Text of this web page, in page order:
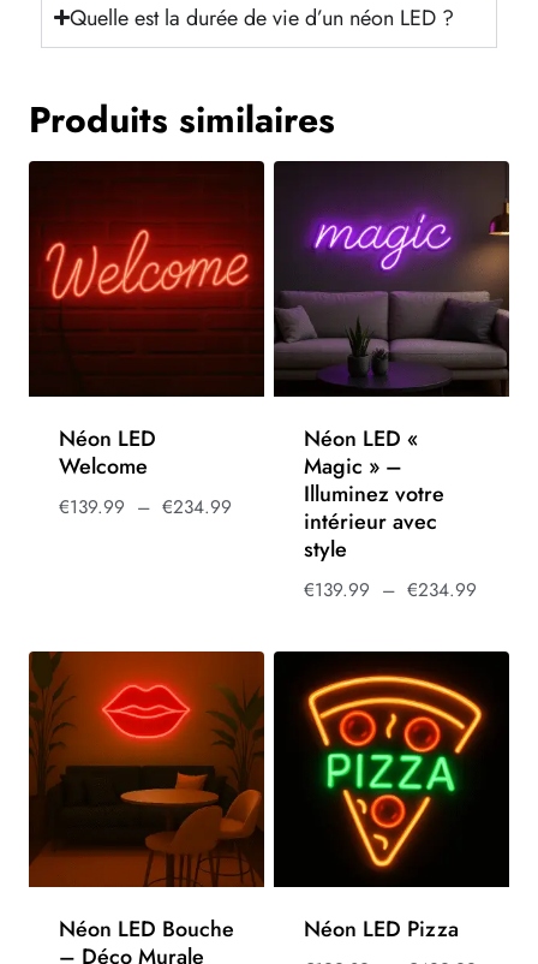
Quelle est la durée de vie d’un néon LED ?
Produits similaires
Néon LED
Welcome
€139.99 – €234.99
Néon LED «
Magic » –
Illuminez votre
intérieur avec
style
€139.99 – €234.99
Néon LED Bouche
– Déco Murale
Néon LED Pizza